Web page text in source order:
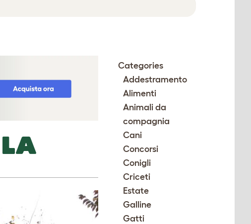
Categories
Addestramento
Alimenti
Animali da
compagnia
Cani
Concorsi
Conigli
Criceti
Estate
Galline
Gatti